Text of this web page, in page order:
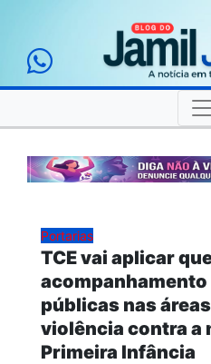
Portarias
TCE vai aplicar
públicas nas
violência contra a
Primeira Infância